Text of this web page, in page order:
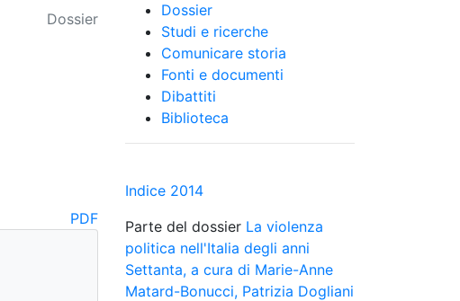
Dossier
PDF
Dossier
Studi e ricerche
Comunicare storia
Fonti e documenti
Dibattiti
Biblioteca
Indice 2014
Parte del dossier La violenza
politica nell'Italia degli anni
Settanta, a cura di Marie-Anne
Matard-Bonucci, Patrizia Dogliani